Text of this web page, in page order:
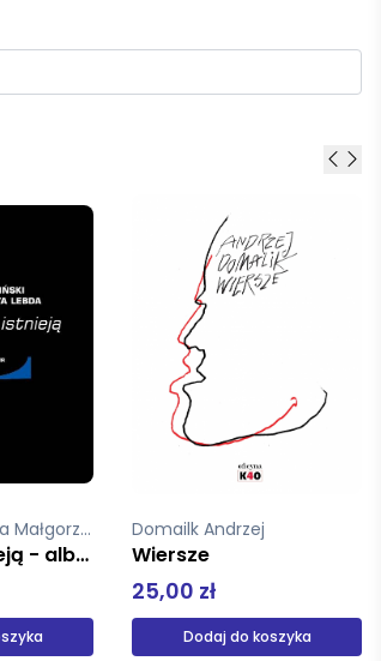
Belczenko Natalia
Wilga
35,00 zł
Dodaj do koszyka